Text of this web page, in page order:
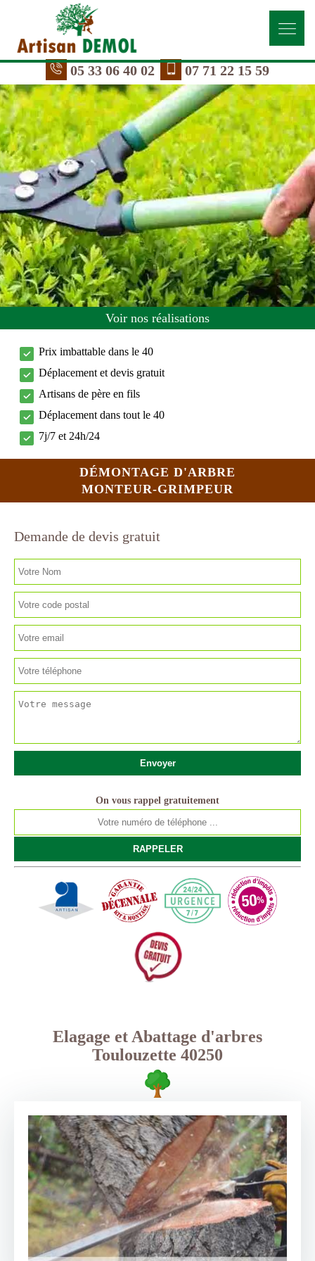
05 33 06 40 02 07 71 22 15 59
Voir nos réalisations
Prix imbattable dans le 40
Déplacement et devis gratuit
Artisans de père en fils
Déplacement dans tout le 40
7j/7 et 24h/24
DÉMONTAGE D'ARBRE
MONTEUR-GRIMPEUR
Demande de devis gratuit
On vous rappel gratuitement
Elagage et Abattage d'arbres
Toulouzette 40250